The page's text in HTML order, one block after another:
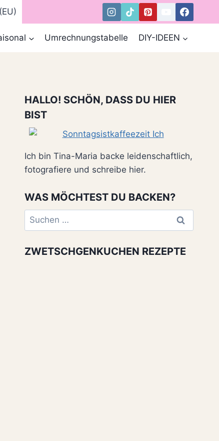
Umrechnungstabelle DIY-IDEEN
HALLO! SCHÖN, DASS DU HIER
BIST
Ich bin Tina-Maria backe leidenschaftlich,
fotografiere und schreibe hier.
WAS MÖCHTEST DU BACKEN?
Suchen
nach:
ZWETSCHGENKUCHEN REZEPTE